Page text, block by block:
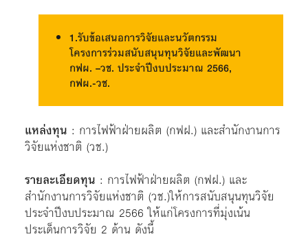
1.รับข้อเสนอการวิจัยและนวัตกรรม
โครงการร่วมสนับสนุนทุนวิจัยและพัฒนา
กฟผ. –วช. ประจำปีงบประมาณ 2566,
กฟผ.-วช.
แหล่งทุน : การไฟฟ้าฝ่ายผลิต (กฟฝ.) และสำนักงานการ
วิจัยแห่งชาติ (วช.)
รายละเอียดทุน : การไฟฟ้าฝ่ายผลิต (กฟฝ.) และ
สำนักงานการวิจัยแห่งชาติ (วช.)ให้การสนับสนุนทุนวิจัย
ประจำปีงบประมาณ 2566 ให้แก่โครงการที่มุ่งเน้น
ประเด็นการวิจัย 2 ด้าน ดังนี้